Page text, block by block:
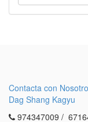
Contacta con
Dag Shang Kagyu
974347009 /